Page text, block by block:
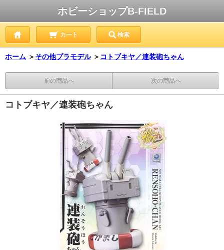
ホビーショップB-FIELD
カート 検索
ホーム ＞ その他プラモデル ＞ コトブキヤ／連装砲ちゃん
前の商品へ 次の商品へ
コトブキヤ／連装砲ちゃん